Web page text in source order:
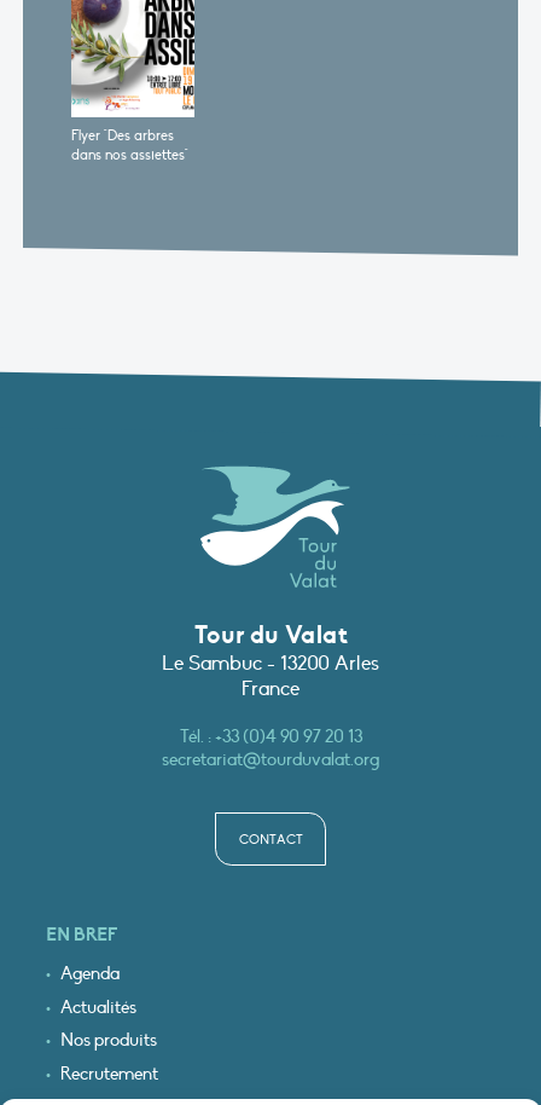
Flyer "Des arbres
dans nos assiettes"
Tour du Valat
Le Sambuc - 13200 Arles
France
Tél. :+33 (0)4 90 97 20 13
secretariat@tourduvalat.org
CONTACT
EN BREF
Agenda
Actualités
Nos produits
Recrutement